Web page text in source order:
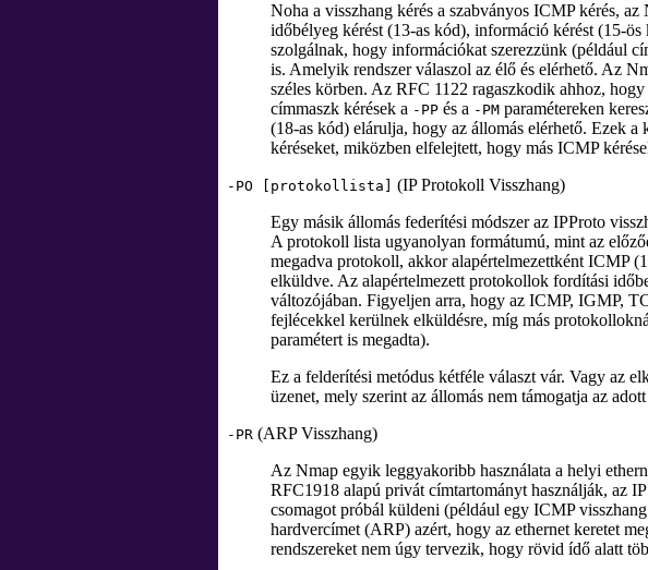
Noha a visszhang kérés a szabványos ICMP kérés,
időbélyeg kérést (13-as kód), információ kérést (15-
szolgálnak, hogy információkat szerezzünk (például
is. Amelyik rendszer válaszol az élő és elérhető. Az
széles körben. Az RFC 1122 ragaszkodik ahhoz, hogy
címmaszk kérések a -PP és a -PM paramétereken
(18-as kód) elárulja, hogy az állomás elérhető. Ezek a
kéréseket, miközben elfelejtett, hogy más ICMP
-PO [protokollista]
(IP Protokoll Visszhang)
Egy másik állomás federítési módszer az IPProto
A protokoll lista ugyanolyan formátumú, mint az
megadva protokoll, akkor alapértelmezettként ICMP
elküldve. Az alapértelmezett protokollok fordítási
változójában. Figyeljen arra, hogy az ICMP, IGMP,
fejlécekkel kerülnek elküldésre, míg más
paramétert is megadta).
Ez a felderítési metódus kétféle választ vár. Vagy az
üzenet, mely szerint az állomás nem támogatja az
-PR (ARP Visszhang)
Az Nmap egyik leggyakoribb használata a helyi
RFC1918 alapú privát címtartományt használják, az
csomagot próbál küldeni (például egy ICMP
hardvercímet (ARP) azért, hogy az ethernet keretet
rendszereket nem úgy tervezik, hogy rövid ídő alatt